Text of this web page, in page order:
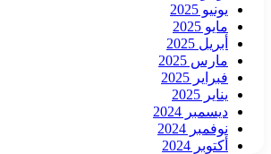
يونيو 2025
مايو 2025
أبريل 2025
مارس 2025
فبراير 2025
يناير 2025
ديسمبر 2024
نوفمبر 2024
أكتوبر 2024